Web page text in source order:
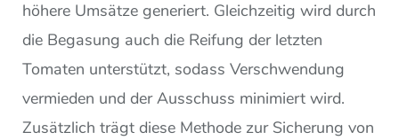
höhere Umsätze generiert. Gleichzeitig wird durch
die Begasung auch die Reifung der letzten
Tomaten unterstützt, sodass Verschwendung
vermieden und der Ausschuss minimiert wird.
Zusätzlich trägt diese Methode zur Sicherung von